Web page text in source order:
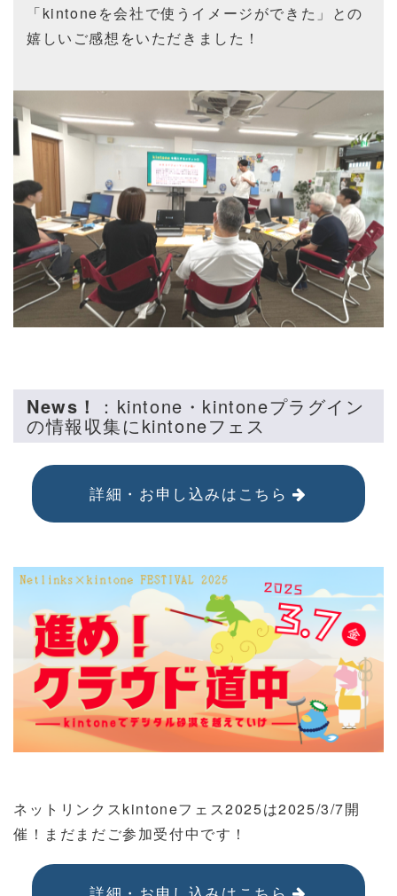
「kintoneを会社で使うイメージができた」との
嬉しいご感想をいただきました！
News！ ：kintone・kintoneプラグイン
の情報収集にkintoneフェス
詳細・お申し込みはこちら
ネットリンクスkintoneフェス2025は2025/3/7開
催！まだまだご参加受付中です！